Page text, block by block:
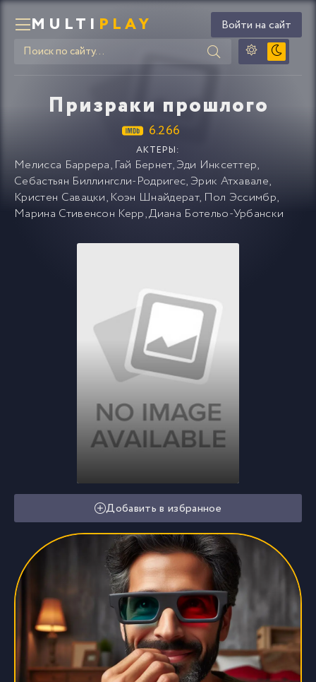
MULTI PLAY Войти на сайт
Призраки прошлого
6.266
АКТЕРЫ:
Мелисса Баррера, Гай Бернет,Эди Инксеттер,
Себастьян Биллингсли-Родригес, Эрик Атхавале,
Кристен Савацки, Коэн Шнайдерат, Пол Эссимбр,
Марина Стивенсон Керр,Диана Ботельо-Урбански
Добавить в избранное